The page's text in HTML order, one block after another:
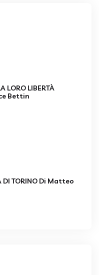
LORO LIBERTÀ
Bettin
DI TORINO Di Matteo